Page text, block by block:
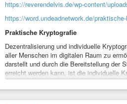
https://reverendelvis.de/wp-content/
https://word.undeadnetwork.de/
Praktische Kryptografie
Dezentralisierung und individuelle
aller Menschen im digitalen Raum zu
darstellt und durch die Bereitstellung der
erreicht werden kann, ist die individuelle